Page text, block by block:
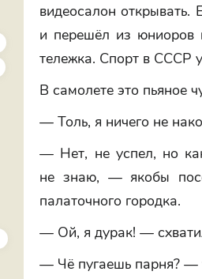
видеосалон
и перешёл из юниоров
тележка. Спорт в СССР
В самолете это пьяное
— Толь, я ничего не
— Нет, не успел, но
не знаю, — якобы
палаточного городка.
— Ой, я дурак! —
— Чё пугаешь парня? —